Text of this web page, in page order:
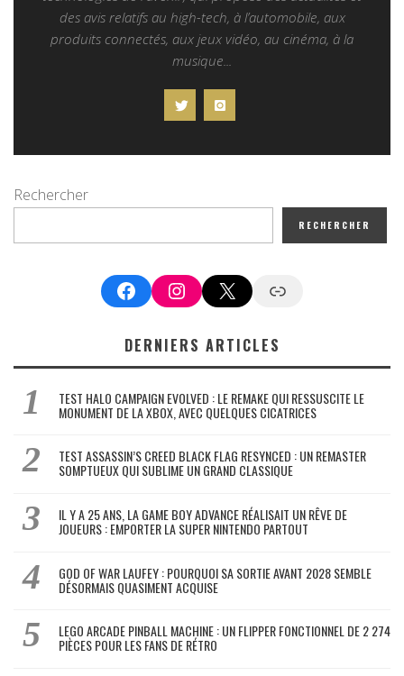
des avis relatifs au high-tech, à l’automobile, aux
produits connectés, aux jeux vidéo, au cinéma, à la
musique...
Rechercher
RECHERCHER
FacebookInstagram
X Google News
DERNIERS ARTICLES
TEST HALO CAMPAIGN EVOLVED : LE REMAKE QUI RESSUSCITE LE
MONUMENT DE LA XBOX, AVEC QUELQUES CICATRICES
TEST ASSASSIN’S CREED BLACK FLAG RESYNCED : UN REMASTER
SOMPTUEUX QUI SUBLIME UN GRAND CLASSIQUE
IL Y A 25 ANS, LA GAME BOY ADVANCE RÉALISAIT UN RÊVE DE
JOUEURS : EMPORTER LA SUPER NINTENDO PARTOUT
GOD OF WAR LAUFEY : POURQUOI SA SORTIE AVANT 2028 SEMBLE
DÉSORMAIS QUASIMENT ACQUISE
LEGO ARCADE PINBALL MACHINE : UN FLIPPER FONCTIONNEL DE 2 274
PIÈCES POUR LES FANS DE RÉTRO